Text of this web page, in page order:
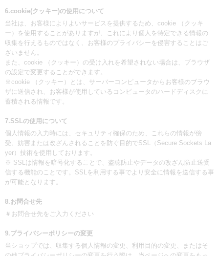
6.cookie(クッキー)の使用について
当社は、お客様によりよいサービスを提供するため、cookie （クッキ
ー）を使用することがありますが、これにより個人を特定できる情報の
収集を行えるものではなく、お客様のプライバシーを侵害することはご
ざいません。
また、cookie （クッキー）の受け入れを希望されない場合は、ブラウザ
の設定で変更することができます。
※cookie （クッキー）とは、サーバーコンピュータからお客様のブラウ
ザに送信され、お客様が使用しているコンピュータのハードディスクに
蓄積される情報です。
7.SSLの使用について
個人情報の入力時には、セキュリティ確保のため、これらの情報が傍
受、妨害または改ざんされることを防ぐ目的でSSL（Secure Sockets La
yer）技術を使用しております。
※ SSLは情報を暗号化することで、盗聴防止やデータの改ざん防止送受
信する機能のことです。SSLを利用する事でより安全に情報を送信する事
が可能となります。
8.お問合せ先
＃お問合せ先をご入力ください
9.プライバシーポリシーの変更
当ショップでは、収集する個人情報の変更、利用目的の変更、またはそ